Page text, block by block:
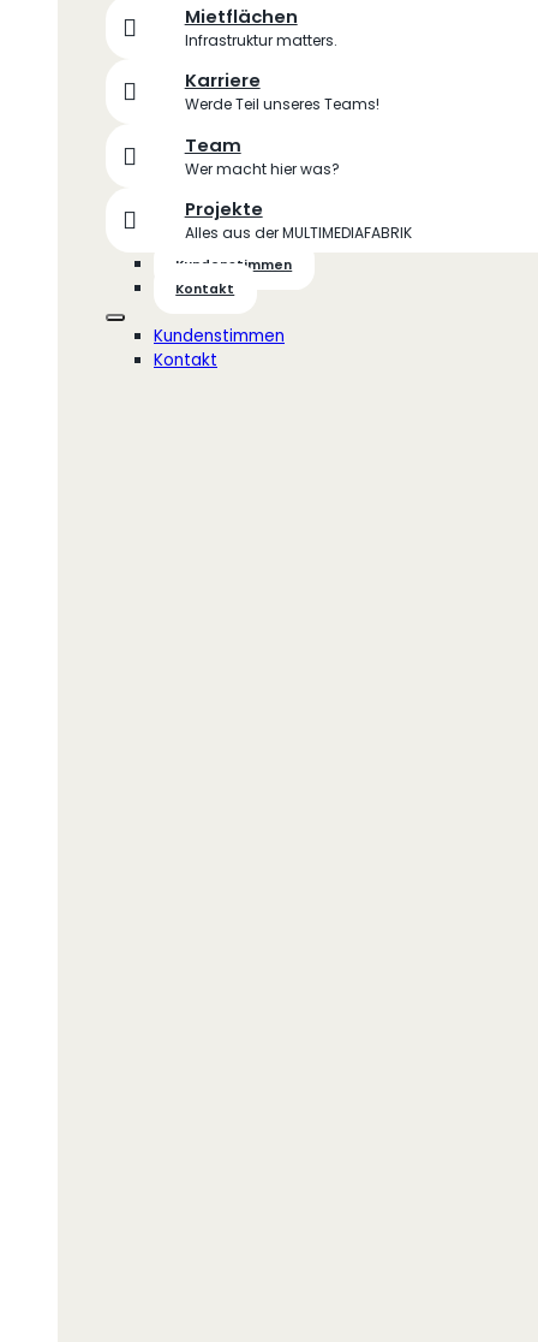
Mietflächen
Infrastruktur matters.
Karriere
Werde Teil unseres Teams!
Team
Wer macht hier was?
Projekte
Alles aus der MULTIMEDIAFABRIK
Kundenstimmen
Kontakt
Kundenstimmen
Kontakt